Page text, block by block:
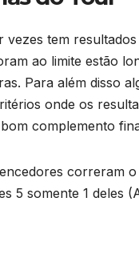
vezes tem
ao limite estão
Para além disso
onde os
complemento
correram
5 somente 1 deles